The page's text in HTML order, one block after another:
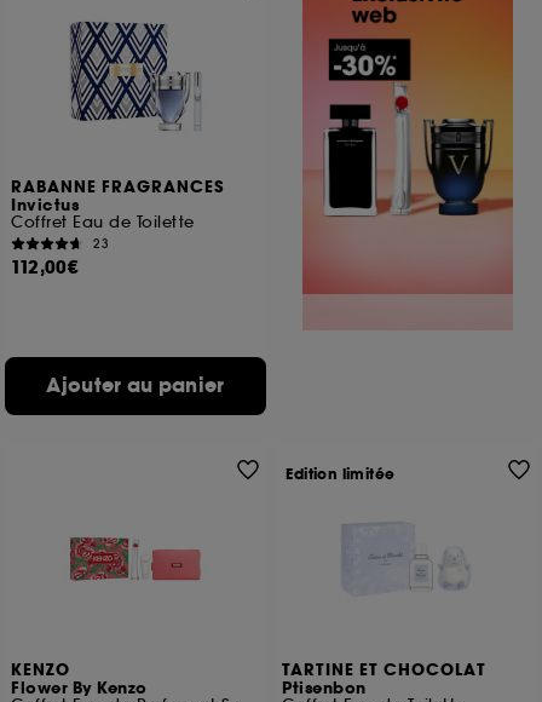
RABANNE FRAGRANCES
Invictus
Coffret Eau de Toilette
23
112,00€
Ajouter au panier
KENZO
Flower By Kenzo
TARTINE ET CHOCOLAT
Ptisenbon
Edition limitée